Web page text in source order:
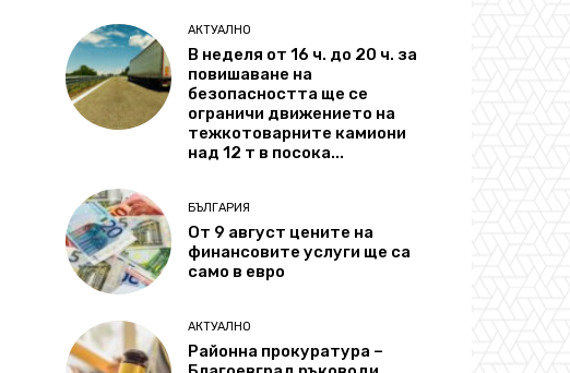
АКТУАЛНО
В неделя от 16 ч. до 20 ч. за
повишаване на
безопасността ще се
ограничи движението на
тежкотоварните камиони
над 12 т в посока...
БЪЛГАРИЯ
От 9 август цените на
финансовите услуги ще са
само в евро
АКТУАЛНО
Районна прокуратура –